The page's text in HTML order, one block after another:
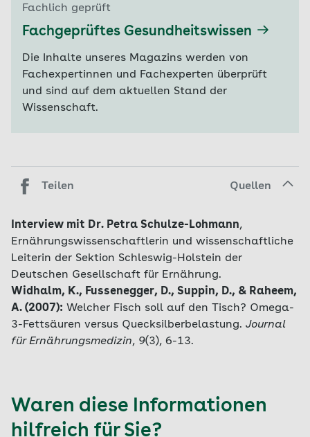
Fachlich geprüft
Fachgeprüftes Gesundheitswissen
Die Inhalte unseres Magazins werden von
Fachexpertinnen und Fachexperten überprüft
und sind auf dem aktuellen Stand der
Wissenschaft.
Teilen Quellen
Interview mit Dr. Petra Schulze-Lohmann,
Ernährungswissenschaftlerin und wissenschaftliche
Leiterin der Sektion Schleswig-Holstein der
Deutschen Gesellschaft für Ernährung.
Widhalm, K., Fussenegger, D., Suppin, D., & Raheem,
A. (2007): Welcher Fisch soll auf den Tisch? Omega-
3-Fettsäuren versus Quecksilberbelastung. Journal
für Ernährungsmedizin, 9(3), 6-13.
Waren diese Informationen
hilfreich für Sie?